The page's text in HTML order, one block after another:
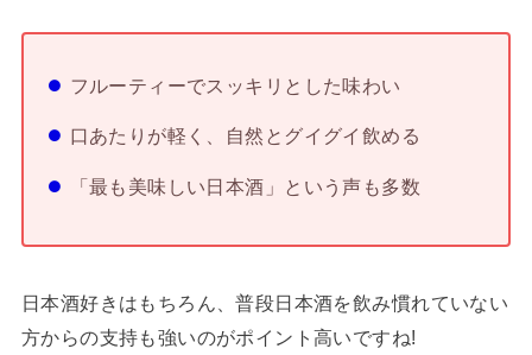
フルーティーでスッキリとした味わい
口あたりが軽く、自然とグイグイ飲める
「最も美味しい日本酒」という声も多数
日本酒好きはもちろん、普段日本酒を飲み慣れていない
方からの支持も強いのがポイント高いですね!